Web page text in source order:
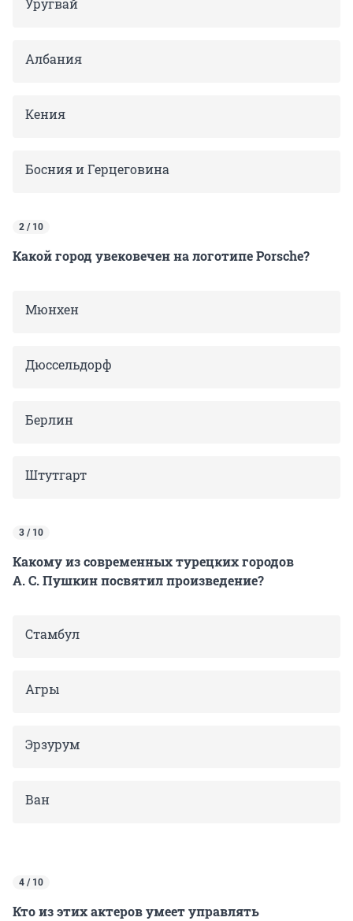
Уругвай
Албания
Кения
Босния и Герцеговина
2 / 10
Какой город увековечен на логотипе Porsche?
Мюнхен
Дюссельдорф
Берлин
Штутгарт
3 / 10
Какому из современных турецких городов
А. С. Пушкин посвятил произведение?
Стамбул
Агры
Эрзурум
Ван
4 / 10
Кто из этих актеров умеет управлять